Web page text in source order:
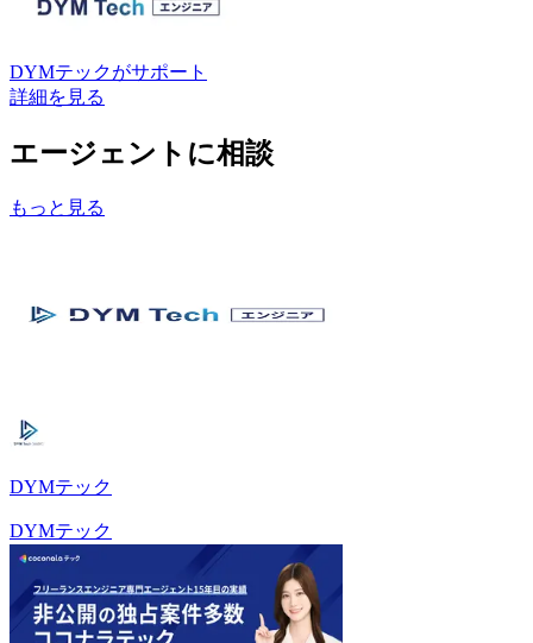
DYMテックがサポート
詳細を見る
エージェントに相談
もっと見る
DYMテック
DYMテック